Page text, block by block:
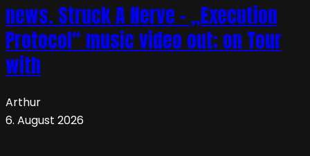
news. Struck A Nerve – „Execution
Protocol“ music video out; on Tour
with
Arthur
6. August 2026